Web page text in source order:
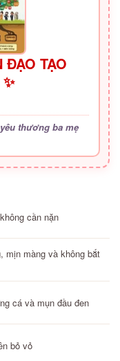
ĐẠO TẠO
thương ba mẹ
cần nặn
mịn màng và không bắt
cá và mụn đầu đen
bỏ vỏ